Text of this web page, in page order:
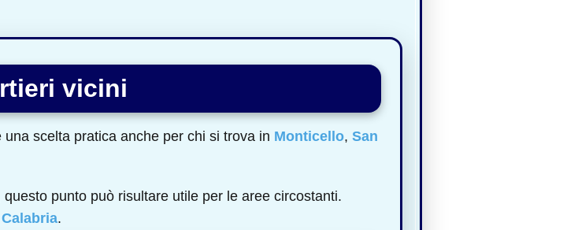
vicini
scelta pratica anche per chi si trova in Monticello, San
questo punto può risultare utile per le aree circostanti.
Calabria.